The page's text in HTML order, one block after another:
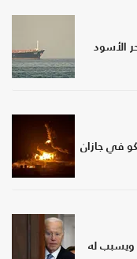
الأسود
في جازان
ويسبب له